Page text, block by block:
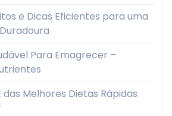
e Dicas Eficientes para uma
Para Emagrecer –
das Melhores Dietas Rápidas